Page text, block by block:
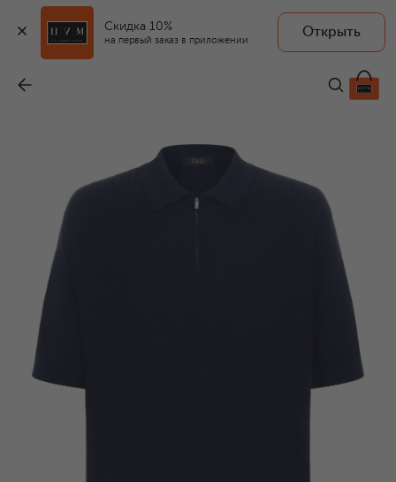
Скидка 10%
на первый заказ в приложении
Открыть
112 500 ₽